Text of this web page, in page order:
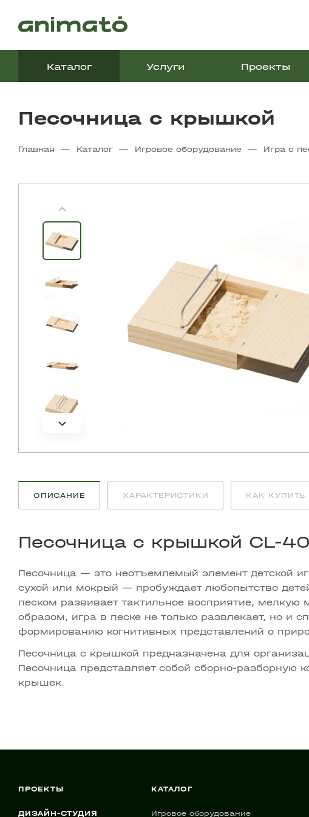
Каталог Услуги Проекты
Песочница с крышкой
Главная — Каталог — Игровое оборудование — Игра с
ОПИСАНИЕ ХАРАКТЕРИСТИКИ КАК КУПИТЬ
Песочница с крышкой CL-
Песочница — это неотъемлемый элемент детской
сухой или мокрый — пробуждает любопытство
песком развивает тактильное восприятие, мелкую
образом, игра в песке не только развлекает, но и
формированию когнитивных представлений о
Песочница с крышкой предназначена для
Песочница представляет собой сборно-разборную
крышек.
ПРОЕКТЫ
ДИЗАЙН-СТУДИЯ
КАТАЛОГ
Игровое оборудование